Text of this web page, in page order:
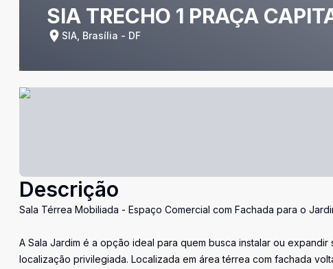
SIA TRECHO 1 PRAÇA
SIA, Brasília - DF
Descrição
Sala Térrea Mobiliada - Espaço Comercial com Fachada para o
A Sala Jardim é a opção ideal para quem busca instalar ou
localização privilegiada. Localizada em área térrea com fachada